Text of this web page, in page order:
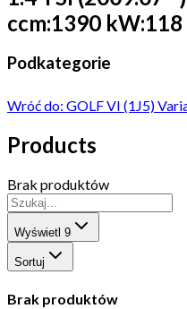
ccm:1390
Podkategorie
Wróć do: GOLF VI (1J5)
Products
Brak produktów
Wyświetl 9
Sortuj
Brak produktów